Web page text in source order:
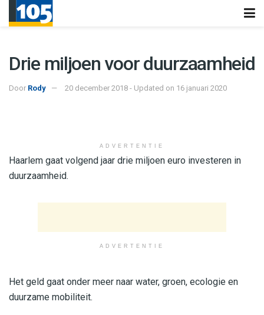
Drie miljoen voor duurzaamheid
Door Rody 20 december 2018 - Updated on 16 januari 2020
ADVERTENTIE
Haarlem gaat volgend jaar drie miljoen euro investeren in
duurzaamheid.
ADVERTENTIE
Het geld gaat onder meer naar water, groen, ecologie en
duurzame mobiliteit.